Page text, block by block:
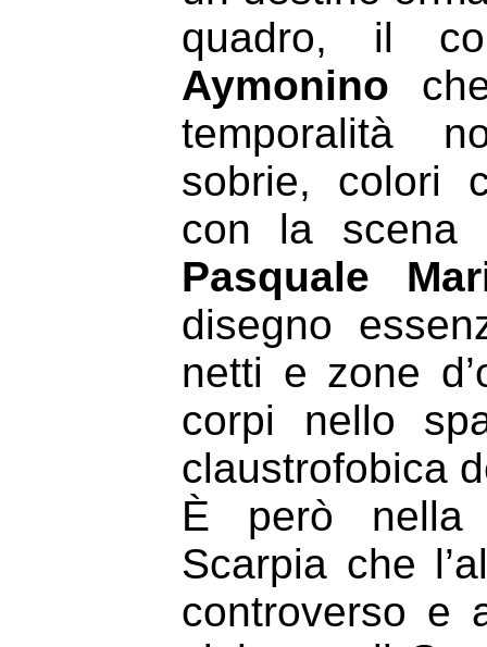
quadro, il
Aymonino
temporalità
sobrie, colori
con la scena
Pasquale
disegno
netti e zone
corpi nello
claustrofobica
È però nella
Scarpia che
controverso e